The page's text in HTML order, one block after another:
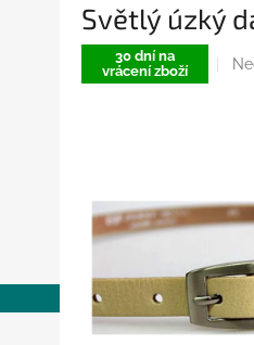
Světlý úzký
30 dní na
vrácení zboží